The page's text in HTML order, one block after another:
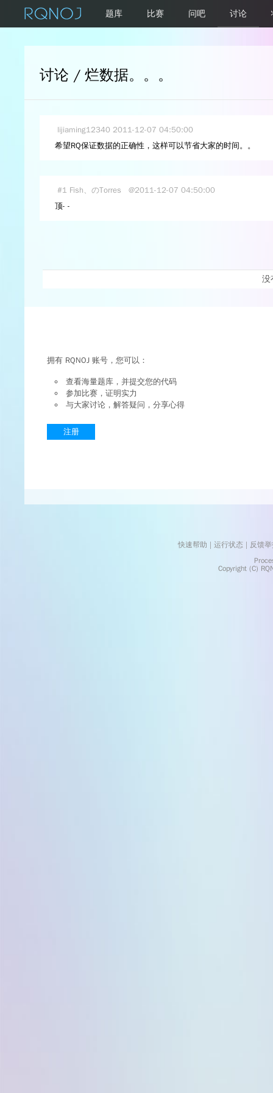
题库 比赛 问吧 讨论
讨论 / 烂数据。。。
lijiaming12340 2011-12-07 04:50:00
希望RQ保证数据的正确性，这样可以节省大家的时间。。
#1 Fish、のTorres
@2011-12-07 04:50:00
顶- -
没
拥有 RQNOJ 账号，您可以：
查看海量题库，并提交您的代码
参加比赛，证明实力
与大家讨论，解答疑问，分享心得
注册
快速帮助 | 运行状态 | 反馈